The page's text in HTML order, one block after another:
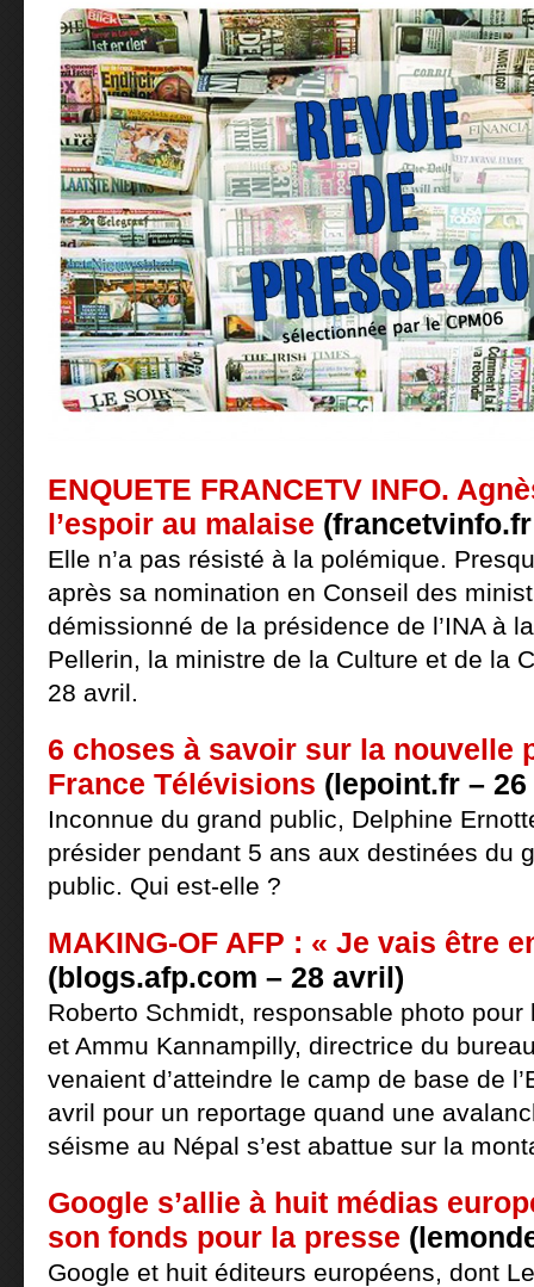
ENQUETE FRANCETV INFO.
l’espoir au malaise
Elle n’a pas résisté à la polémique.
après sa nomination en Conseil des
démissionné de la présidence de l’INA à
Pellerin, la ministre de la Culture et de la
28 avril.
6 choses à savoir sur la nouvelle
France Télévisions (lepoint.fr –
Inconnue du grand public, Delphine
présider pendant 5 ans aux destinées du
public. Qui est-elle ?
MAKING-OF AFP : « Je vais être
(blogs.afp.com – 28 avril)
Roberto Schmidt, responsable photo pour
et Ammu Kannampilly, directrice du
venaient d’atteindre le camp de base de
avril pour un reportage quand une
séisme au Népal s’est abattue sur la
Google s’allie à huit médias
son fonds pour la presse
Google et huit éditeurs européens, dont